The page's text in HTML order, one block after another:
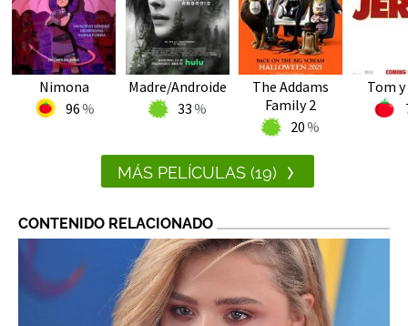
Nimona
96
Madre/Androide
33
The Addams
Family 2
20
Tom
MÁS PELÍCULAS (19)
CONTENIDO RELACIONADO